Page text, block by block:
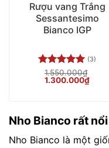
Rượu vang Trắng
Sessantesimo
Bianco IGP
Được xếp
hạng5.00
(3)
1.550.000₫
Giá
1.300.000₫Giá
Nho Bianco rất
Nho Bianco là một